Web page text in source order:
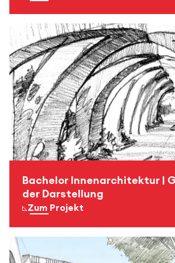
Bachelor Innenarchitektur |
der Darstellung
Zum Projekt